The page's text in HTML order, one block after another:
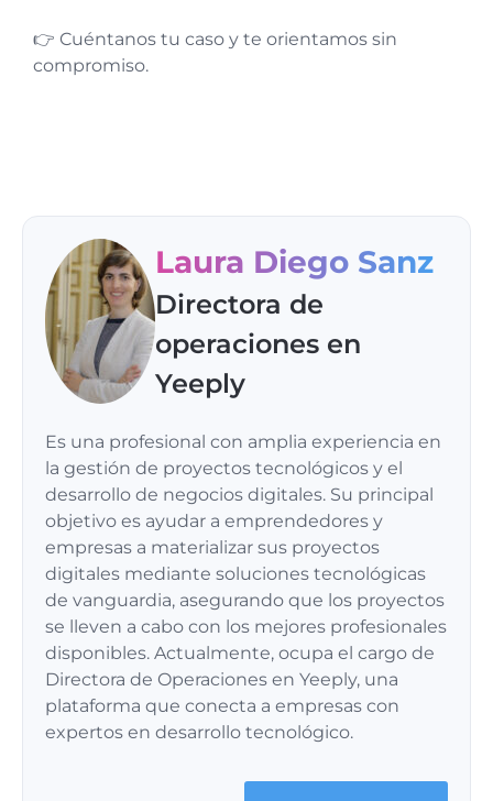
👉 Cuéntanos tu caso y te orientamos sin
compromiso.
Laura Diego Sanz
Directora de
operaciones en
Yeeply
Es una profesional con amplia experiencia en
la gestión de proyectos tecnológicos y el
desarrollo de negocios digitales. Su principal
objetivo es ayudar a emprendedores y
empresas a materializar sus proyectos
digitales mediante soluciones tecnológicas
de vanguardia, asegurando que los proyectos
se lleven a cabo con los mejores profesionales
disponibles. Actualmente, ocupa el cargo de
Directora de Operaciones en Yeeply, una
plataforma que conecta a empresas con
expertos en desarrollo tecnológico.